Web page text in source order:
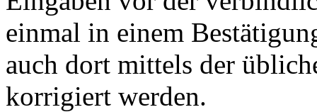
einmal in einem
auch dort mittels der
korrigiert werden.